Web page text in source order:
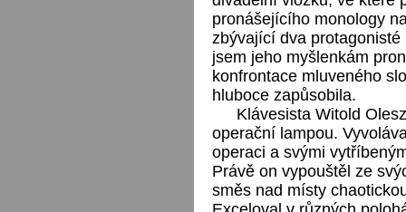
pronášejícího monology
zbývající dva
jsem jeho myšlenkám
konfrontace mluveného
hluboce zapůsobila.
Klávesista Witold
operační lampou.
operaci a svými
Právě on vypouštěl ze
směs nad místy